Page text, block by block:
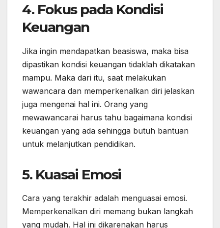
4. Fokus pada Kondisi
Keuangan
Jika ingin mendapatkan beasiswa, maka bisa
dipastikan kondisi keuangan tidaklah dikatakan
mampu. Maka dari itu, saat melakukan
wawancara dan memperkenalkan diri jelaskan
juga mengenai hal ini. Orang yang
mewawancarai harus tahu bagaimana kondisi
keuangan yang ada sehingga butuh bantuan
untuk melanjutkan pendidikan.
5. Kuasai Emosi
Cara yang terakhir adalah menguasai emosi.
Memperkenalkan diri memang bukan langkah
yang mudah. Hal ini dikarenakan harus